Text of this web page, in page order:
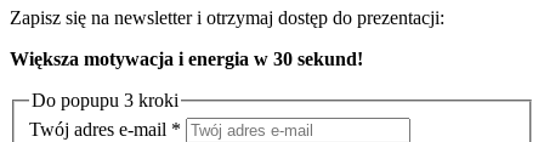
Zapisz się na newsletter i otrzymaj dostęp do prezentacji:
Większa motywacja i energia w 30 sekund!
Do popupu 3 kroki
Twój adres e-mail *